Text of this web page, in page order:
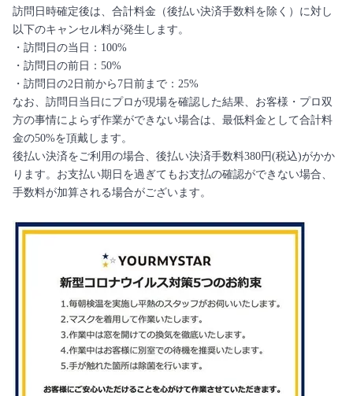
訪問日時確定後は、合計料金（後払い決済手数料を除く）に対し
以下のキャンセル料が発生します。
・訪問日の当日：100%
・訪問日の前日：50%
・訪問日の2日前から7日前まで：25%
なお、訪問日当日にプロが現場を確認した結果、お客様・プロ双
方の事情によらず作業ができない場合は、最低料金として合計料
金の50%を頂戴します。
後払い決済をご利用の場合、後払い決済手数料380円(税込)がかか
ります。お支払い期日を過ぎてもお支払の確認ができない場合、
手数料が加算される場合がございます。